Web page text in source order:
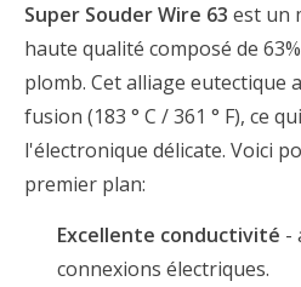
Super Souder Wire 63 est un
haute qualité composé de
plomb. Cet alliage eutectique
fusion (183 ° C / 361 ° F), ce
l'électronique délicate. Voici
premier plan:
Excellente conductivité -
connexions électriques.